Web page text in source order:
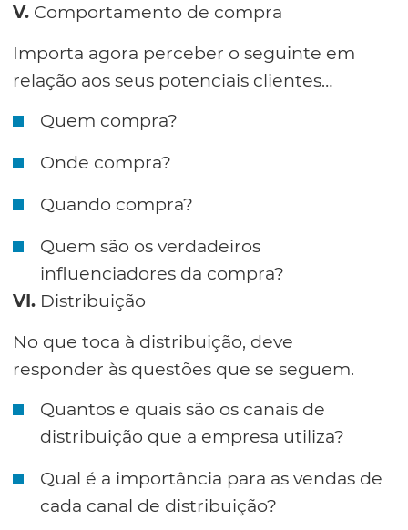
V. Comportamento de compra
Importa agora perceber o seguinte em
relação aos seus potenciais clientes…
Quem compra?
Onde compra?
Quando compra?
Quem são os verdadeiros
influenciadores da compra?
VI. Distribuição
No que toca à distribuição, deve
responder às questões que se seguem.
Quantos e quais são os canais de
distribuição que a empresa utiliza?
Qual é a importância para as vendas de
cada canal de distribuição?